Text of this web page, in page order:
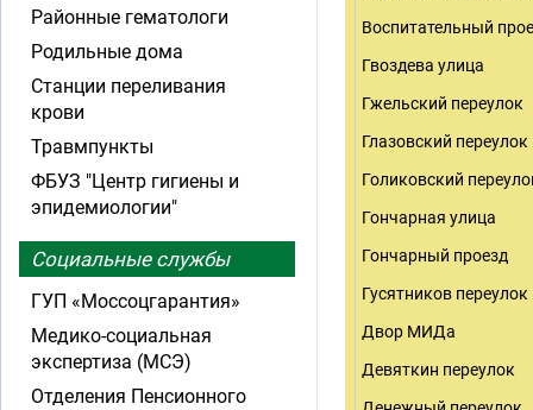
Воспитательный
Гвоздева улица
Гжельский переулок
Глазовский переулок
Голиковский
Гончарная улица
Гончарный проезд
Гусятников переулок
Двор МИДа
Девяткин переулок
Районные гематологи
Родильные дома
Станции переливания
крови
Травмпункты
ФБУЗ "Центр гигиены и
эпидемиологии"
Социальные службы
ГУП «Моссоцгарантия»
Медико-социальная
экспертиза (МСЭ)
Отделения Пенсионного